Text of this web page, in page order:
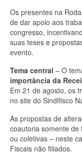
Os presentes na
de dar apoio aos
congresso,
suas teses e
evento.
Tema central – O
importância da
Em 21 de agosto, os
no site do Sindifisco
As propostas de
coautoria somente de
ou coletivas – neste
Fiscais não filiados.